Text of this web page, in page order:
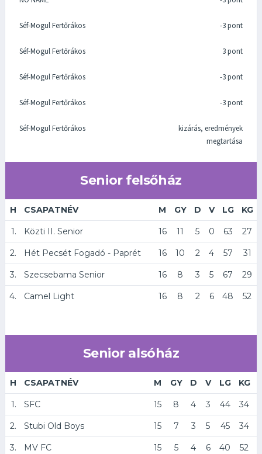
Séf-Mogul Fertőrákos -3 pont
Séf-Mogul Fertőrákos 3 pont
Séf-Mogul Fertőrákos -3 pont
Séf-Mogul Fertőrákos -3 pont
Séf-Mogul Fertőrákos
kizárás, eredmények
megtartása
Senior felsőház
H CSAPATNÉV M GY D V LG KG
1. Közti II. Senior 16 11 5 0 63 27
2. Hét Pecsét Fogadó - Paprét 16 10 2 4 57 31
3. Szecsebama Senior 16 8 3 5 67 29
4. Camel Light 16 8 2 6 48 52
Senior alsóház
H CSAPATNÉV M GY D V LG KG
1. SFC 15 8 4 3 44 34
2. Stubi Old Boys 15 7 3 5 45 34
3. MV FC 15 5 4 6 40 52